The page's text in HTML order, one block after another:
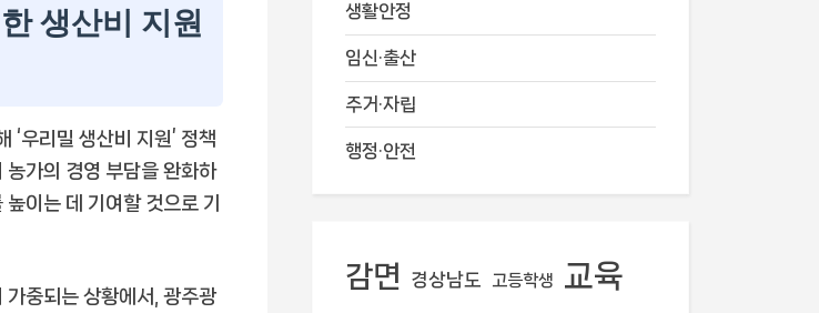
생산비 지원
‘우리밀 생산비 지원’ 정책
농가의 경영 부담을 완화하
이는 데 기여할 것으로 기
가중되는 상황에서, 광주광
생활안정
임신·출산
주거·자립
행정·안전
감면 경상남도 고등학생 교육